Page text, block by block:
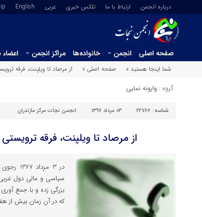
درباره انجمن ارتباط با ما تلکس خبری عربي English
صفحه اصلی انجمن خانواده‌ها مراکز انجمن
شما اینجا هستید »
صفحه اصلی » از مرصاد تا ویلپنت، فرقه
گروه : وارونه نمایی
شناسه : 22766 03 مرداد 1396 انجمن نجات مرکز مازندران
از مرصاد تا ویلپنت، فرقه
در 3
سیاسی و مالی دول
بزرگی زده و با جمع
که در آن زمان بیش از